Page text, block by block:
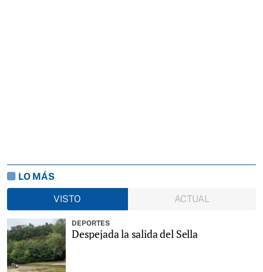
LO MÁS
VISTO
ACTUAL
DEPORTES
Despejada la salida del Sella